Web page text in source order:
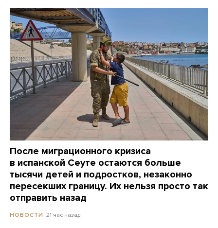
После миграционного кризиса
в испанской Сеуте остаются больше
тысячи детей и подростков, незаконно
пересекших границу. Их нельзя просто так
отправить назад
НОВОСТИ 21 час назад